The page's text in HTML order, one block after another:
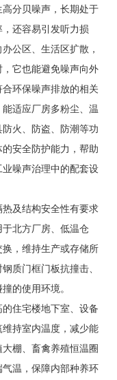
分贝噪声，长期处于
还容易引发听力损
公区、生活区扩散，
它也能避免噪声向外
环保噪声排放的相关
适应厂房多粉尘、温
火、防盗、防潮等功
安全防护能力，帮助
噪声治理中的配套设
及结构安全性有要求
北方厂房、低温仓
，维持生产或存储所
质门框门板抗撞击、
的使用环境。
住宅楼地下室、设备
持室内温度，减少能
棚、畜禽养殖恒温圈
温，保障内部种养环